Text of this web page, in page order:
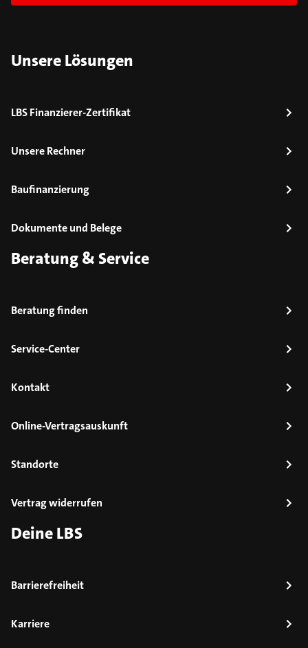
Unsere Lösungen
LBS Finanzierer-Zertifikat
Unsere Rechner
Baufinanzierung
Dokumente und Belege
Beratung & Service
Beratung finden
Service-Center
Kontakt
Online-Vertragsauskunft
Standorte
Vertrag widerrufen
Deine LBS
Barrierefreiheit
Karriere